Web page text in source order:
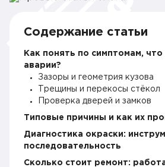
Содержание статьи
Как понять по симптомам, что
аварии?
Зазоры и геометрия кузова
Трещины и перекосы стёкол
Проверка дверей и замков
Типовые причины и как их
Диагностика окраски:
последовательность
Сколько стоит ремонт: